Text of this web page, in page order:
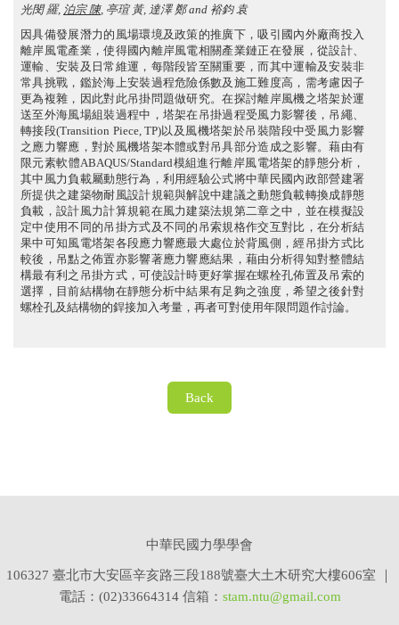
光閔 羅, 泊宗 陳, 亭瑄 黃, 達澤 鄭 and 裕鈞 袁
因具備發展潛力的風場環境及政策的推廣下，吸引國內外廠商投入
離岸風電產業，使得國內離岸風電相關產業鏈正在發展，從設計、
運輸、安裝及日常維運，每階段皆至關重要，而其中運輸及安裝非
常具挑戰，鑑於海上安裝過程危險係數及施工難度高，需考慮因子
更為複雜，因此對此吊掛問題做研究。在探討離岸風機之塔架於運
送至外海風場組裝過程中，塔架在吊掛過程受風力影響後，吊繩、
轉接段(Transition Piece, TP)以及風機塔架於吊裝階段中受風力影響
之應力響應，對於風機塔架本體或對吊具部分造成之影響。藉由有
限元素軟體ABAQUS/Standard模組進行離岸風電塔架的靜態分析，
其中風力負載屬動態行為，利用經驗公式將中華民國內政部營建署
所提供之建築物耐風設計規範與解說中建議之動態負載轉換成靜態
負載，設計風力計算規範在風力建築法規第二章之中，並在模擬設
定中使用不同的吊掛方式及不同的吊索規格作交互對比，在分析結
果中可知風電塔架各段應力響應最大處位於背風側，經吊掛方式比
較後，吊點之佈置亦影響著應力響應結果，藉由分析得知對整體結
構最有利之吊掛方式，可使設計時更好掌握在螺栓孔佈置及吊索的
選擇，目前結構物在靜態分析中結果有足夠之強度，希望之後針對
螺栓孔及結構物的銲接加入考量，再者可對使用年限問題作討論。
Back
中華民國力學學會
106327 臺北市大安區辛亥路三段188號臺大土木研究大樓606室 ｜
電話：(02)33664314 信箱： stam.ntu@gmail.com